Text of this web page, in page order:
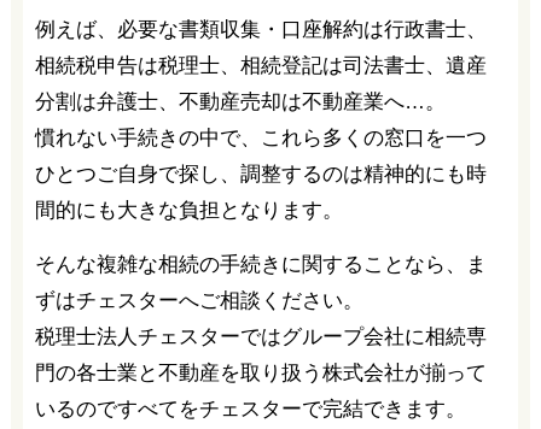
例えば、必要な書類収集・口座解約は行政書士、
相続税申告は税理士、相続登記は司法書士、遺産
分割は弁護士、不動産売却は不動産業へ…。
慣れない手続きの中で、これら多くの窓口を一つ
ひとつご自身で探し、調整するのは精神的にも時
間的にも大きな負担となります。
そんな複雑な相続の手続きに関することなら、ま
ずはチェスターへご相談ください。
税理士法人チェスターではグループ会社に相続専
門の各士業と不動産を取り扱う株式会社が揃って
いるのですべてをチェスターで完結できます。